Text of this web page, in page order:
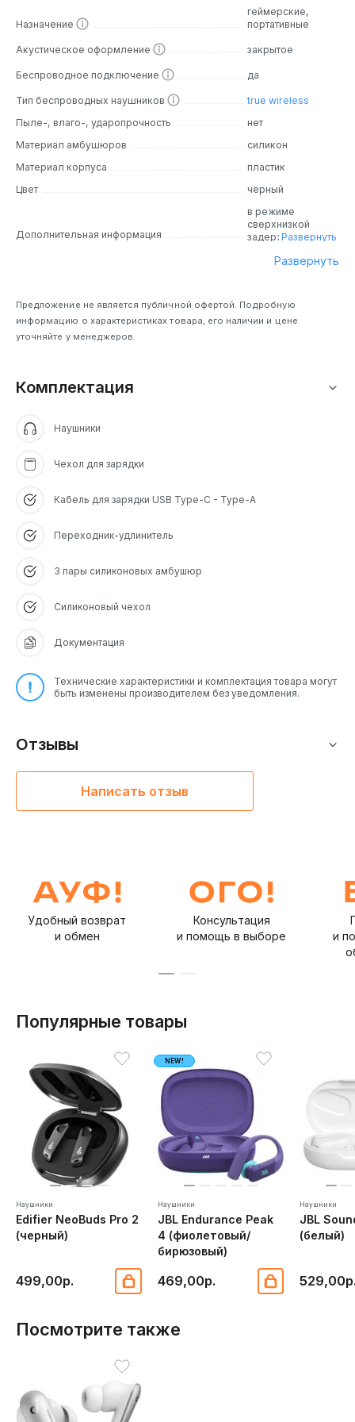
Технология DTS Headphone:X усиливает эффект
погружения при подключении к компьютеру,
точной локализацией.
В комплект входят ушные вкладыши трех размеров,
которые обеспечивают удобную посадку и фирменный
поможет защитить наушники и вкладыши.
До 10 часов работы от батареи. До 33 часов автономной
работы с кейсом без подзарядки - вам не придется
прерываться в самые захватывающие моменты.
Назначение
геймерские,
портативные
Акустическое оформление закрытое
Беспроводное подключение да
Тип беспроводных наушников
true wireless
Пыле-, влаго-, ударопрочность
нет
Материал амбушюров
силикон
Материал корпуса
пластик
Цвет
чёрный
Дополнительная информация
в режиме
сверхнизкой
задержки
работать до 6
15 часов при
использовании
зарядного чехла
Развернуть
Развернуть
Предложение не является публичной офертой. Подробную
информацию о характеристиках товара, его наличии и цене
уточняйте у менеджеров.
Комплектация
Наушники
Чехол для зарядки
Кабель для зарядки USB Type-C - Type-A
Переходник-удлинитель
3 пары силиконовых амбушюр
Силиконовый чехол
Документация
Технические характеристики и комплектация товара могут
быть изменены производителем без уведомления.
Отзывы
Написать отзыв
Удобный возврат
и обмен
Консультация
и помощь в выборе
и
Популярные товары
Наушники
Edifier NeoBuds Pro 2
(черный)
499,00р.
NEW!
Наушники
JBL Endurance Peak
4 (фиолетовый/
бирюзовый)
469,00р.
Наушники
JBL
(белый)
Посмотрите также